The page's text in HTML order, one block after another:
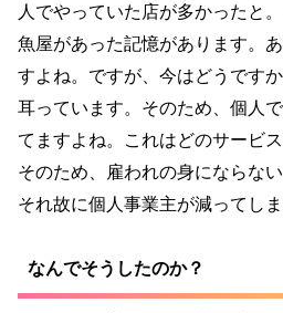
人でやっていた店が多かったと
魚屋があった記憶があります。
すよね。ですが、今はどうです
耳っています。そのため、個人
てますよね。これはどのサービ
そのため、雇われの身にならな
それ故に個人事業主が減ってしま
なんでそうしたのか？